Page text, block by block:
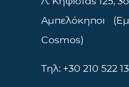
Αμπελόκηποι
Cosmos)
Τηλ: +30 210 522